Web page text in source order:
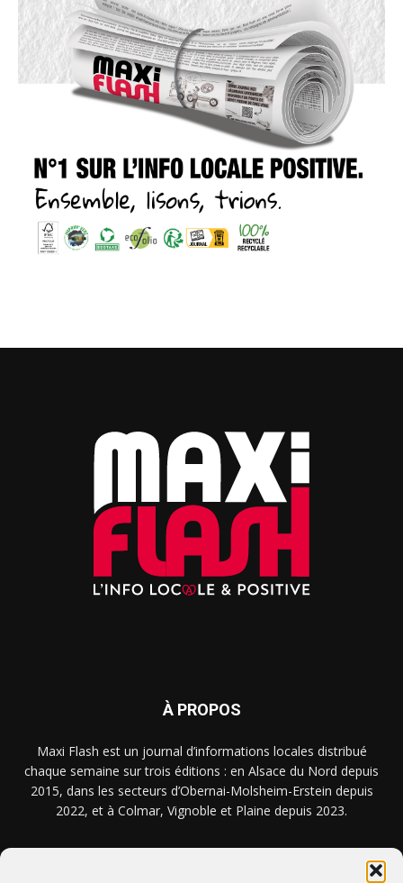
À PROPOS
Maxi Flash est un journal d’informations locales distribué
chaque semaine sur trois éditions : en Alsace du Nord depuis
2015, dans les secteurs d’Obernai-Molsheim-Erstein depuis
2022, et à Colmar, Vignoble et Plaine depuis 2023.